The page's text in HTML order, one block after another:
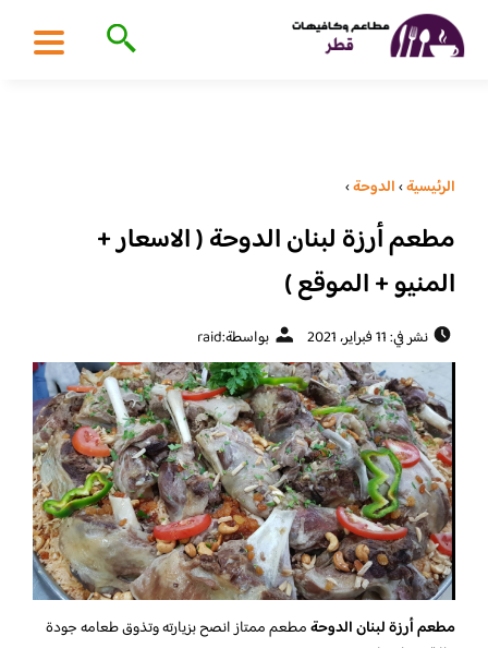
الرئيسية›الدوحة›
مطعم أرزة لبنان الدوحة ( الاسعار +
المنيو + الموقع )
نشر في: 11 فبراير، 2021 بواسطة:raid
مطعم أرزة لبنان الدوحةمطعم ممتاز انصح بزيارته وتذوق طعامه جودة